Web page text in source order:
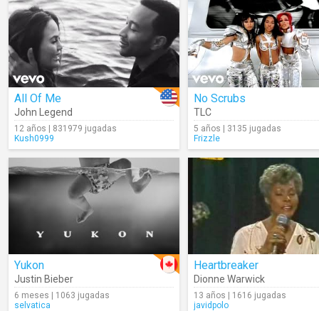
All Of Me
John Legend
12 años | 831979 jugadas
Kush0999
No Scrubs
TLC
5 años | 3135 jugadas
Frizzle
Yukon
Justin Bieber
6 meses | 1063 jugadas
selvatica
Heartbreaker
Dionne Warwick
13 años | 1616 jugadas
javidpolo